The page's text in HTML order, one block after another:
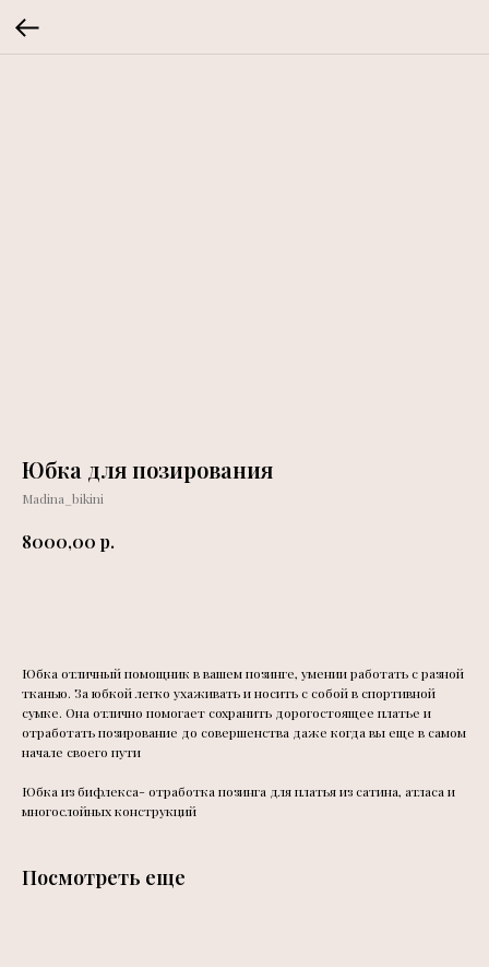
Юбка для позирования
Madina_bikini
8000,00 р.
Юбка отличный помощник в вашем позинге, умении работать с разной
тканью. За юбкой легко ухаживать и носить с собой в спортивной
сумке. Она отлично помогает сохранить дорогостоящее платье и
отработать позирование до совершенства даже когда вы еще в самом
начале своего пути
Юбка из бифлекса- отработка позинга для платья из сатина, атласа и
многослойных конструкций
Посмотреть еще